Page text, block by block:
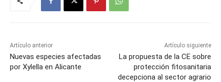
Artículo anterior
Nuevas especies afectadas
por Xylella en Alicante
Artículo siguiente
La propuesta de la CE sobre
protección fitosanitaria
decepciona al sector agrario